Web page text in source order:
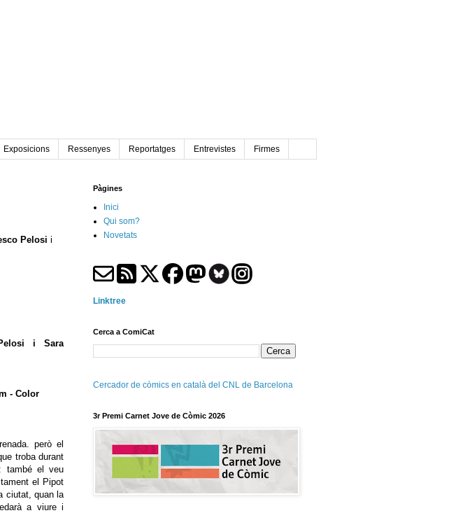
Exposicions Ressenyes Reportatges Entrevistes Firmes
Pelosi i
i Sara
- Color
però el
troba durant
també el veu
el Pipot
ciutat, quan la
a viure i
Pàgines
Inici
Qui som?
Novetats
Linktree
Cerca a ComiCat
Cercador de còmics en català del CNL de Barcelona
3r Premi Carnet Jove de Còmic 2026